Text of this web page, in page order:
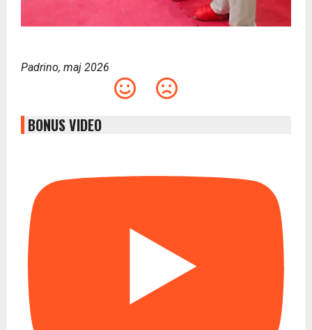
Padrino, maj 2026
BONUS VIDEO